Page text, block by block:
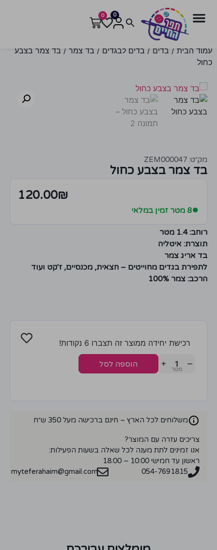
0
0
עמוד הבית / בדים / בדים לבגדים / בד צמר / בד צמר בצבע
כחול
מק״ט: ZEM000047
בד צמר בצבע כחול
120.00₪
●8 מטר זמין במלאי
רוחב: 1.4 מטר
תוצרת: איטליה
בד אריג צמר
לתפירת בגדים מחוייטים – חצאית, מכנסיים, ז'קט ועוד
הרכב: צמר 100%
רכישת יחידה ממוצר זה תצברו 6 נקודות!
−
+ הוספה לסל
משלוחים לכל הארץ – חינם ברכישה מעל 350 ש״ח
צריכים עזרה עם המוצר?
אנו זמינים לתת מענה לכל שאלה בשעות הפעילות:
ראשון עד חמישי 10:00 – 18:00
054-7691815
myteferahaim@gmail.com